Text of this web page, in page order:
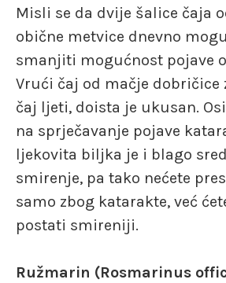
Misli se da dvije šalice čaja
obične metvice dnevno
smanjiti mogućnost pojave
Vrući čaj od mačje dobričice
čaj ljeti, doista je ukusan.
na sprječavanje pojave
ljekovita biljka je i blago
smirenje, pa tako nećete
samo zbog katarakte, već
postati smireniji.
Ružmarin (Rosmarinus